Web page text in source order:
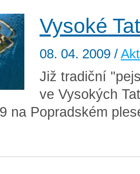
Vysoké
08. 04. 2009 /
Již tradiční
ve Vysokých
na Popradském